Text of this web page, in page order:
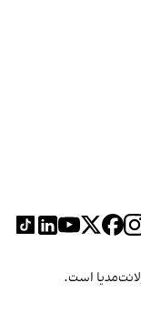
است.